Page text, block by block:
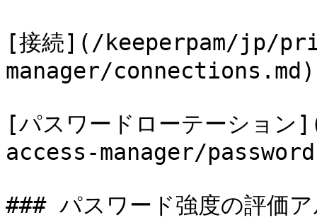
[接続](/keeperpam/jp/
manager/connections.md)
[パスワードローテーシ
access-manager/
### パスワード強度の評価